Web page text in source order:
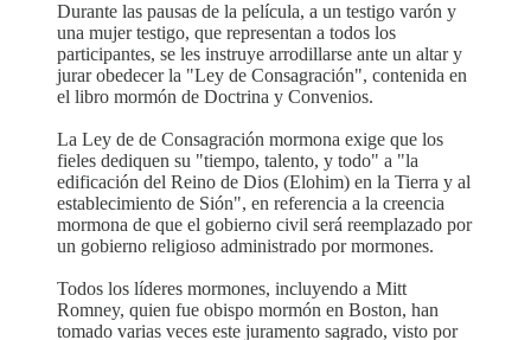
Durante las pausas de la película, a un testigo varón y
una mujer testigo, que representan a todos los
participantes, se les instruye arrodillarse ante un altar y
jurar obedecer la "Ley de Consagración", contenida en
el libro mormón de Doctrina y Convenios.
La Ley de de Consagración mormona exige que los
fieles dediquen su "tiempo, talento, y todo" a "la
edificación del Reino de Dios (Elohim) en la Tierra y al
establecimiento de Sión", en referencia a la creencia
mormona de que el gobierno civil será reemplazado por
un gobierno religioso administrado por mormones.
Todos los líderes mormones, incluyendo a Mitt
Romney, quien fue obispo mormón en Boston, han
tomado varias veces este juramento sagrado, visto por